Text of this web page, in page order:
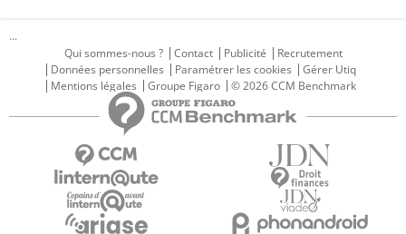
...
Qui sommes-nous ?
Contact Publicité
Recrutement
Données personnelles
Paramétrer les cookies
Gérer Utiq
Mentions légales
Groupe Figaro © 2026 CCM Benchmark